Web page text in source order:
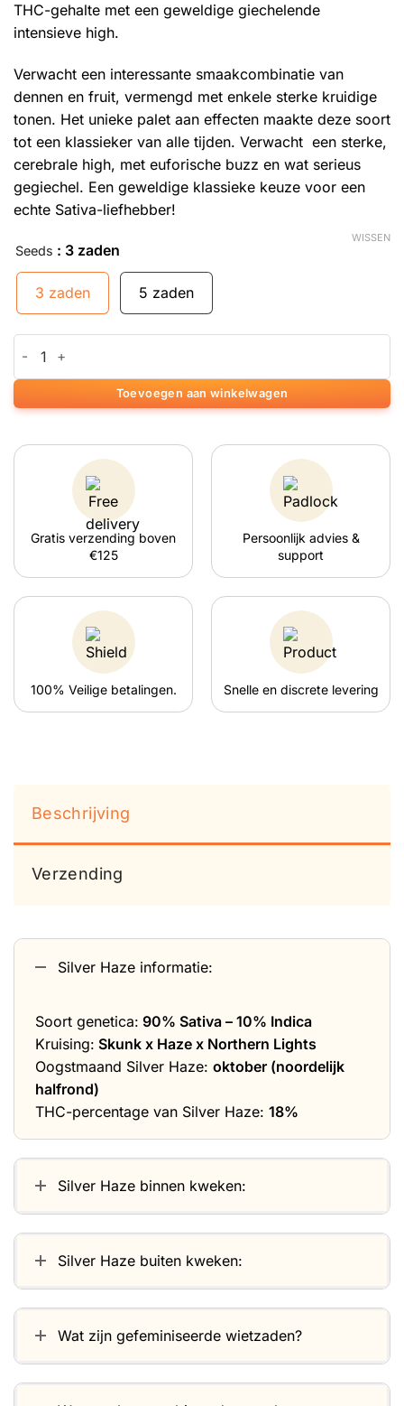
THC-gehalte met een geweldige giechelende
intensieve high.
Verwacht een interessante smaakcombinatie van
dennen en fruit, vermengd met enkele sterke kruidige
tonen. Het unieke palet aan effecten maakte deze soort
tot een klassieker van alle tijden. Verwacht een sterke,
cerebrale high, met euforische buzz en wat serieus
gegiechel. Een geweldige klassieke keuze voor een
echte Sativa-liefhebber!
Seeds : 3 zaden
3 zaden 5 zaden
WISSEN
Toevoegen aan winkelwagen
Gratis verzending boven
€125
Persoonlijk advies &
support
100% Veilige betalingen. Snelle en discrete levering
Beschrijving
Verzending
Silver Haze informatie:
Soort genetica: 90% Sativa – 10% Indica
Kruising: Skunk x Haze x Northern Lights
Oogstmaand Silver Haze: oktober (noordelijk
halfrond)
THC-percentage van Silver Haze: 18%
Silver Haze binnen kweken:
Silver Haze buiten kweken:
Wat zijn gefeminiseerde wietzaden?